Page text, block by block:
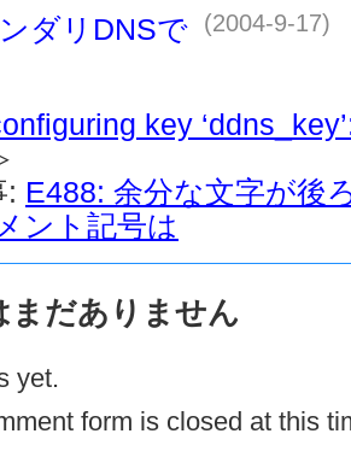
ダリDNSで
(2004-9-17)
key
E488: 余分な文字が後
ント記号は
まだありません
yet.
form is closed at this